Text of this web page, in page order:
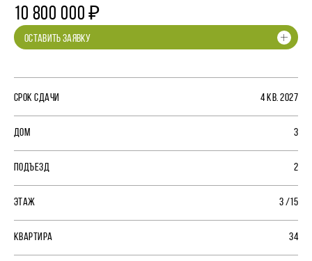
10 800 000 ₽
ОСТАВИТЬ ЗАЯВКУ
СРОК СДАЧИ 4 КВ. 2027
ДОМ 3
ПОДЪЕЗД 2
ЭТАЖ 3 /15
КВАРТИРА 34